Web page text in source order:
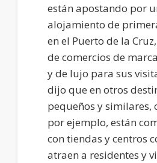
están apostando por
alojamiento de
en el Puerto de la
de comercios de
y de lujo para sus
dijo que en otros
pequeños y similares,
por ejemplo, están
con tiendas y centros
atraen a residentes y